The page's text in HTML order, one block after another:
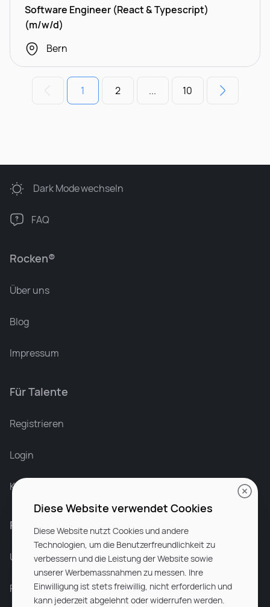
Software Engineer (React & Typescript)
(m/w/d)
Bern
1 2 ... 10
Rocken®
Über uns
Blog
Impressum
Für Talente
Registrieren
Login
Karriere bei Rocken
Für Unternehmen
Unsere Dienstleistungen
Partnerunternehmen
Dark Modewechseln
FAQ
Diese Website verwendet Cookies
Diese Website nutzt Cookies und andere
Technologien, um die Benutzerfreundlichkeit zu
verbessern und die Leistung der Website sowie
unserer Werbemassnahmen zu messen. Ihre
Einwilligung ist stets freiwillig, nicht erforderlich und
kann jederzeit abgelehnt oder widerrufen werden.